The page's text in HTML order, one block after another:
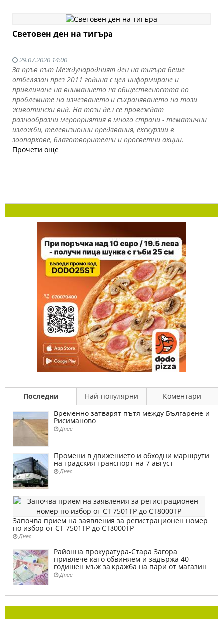
Световен ден на тигъра
29.07.2020 14:00
За пръв път Международният ден на тигъра беше
отбелязан през 2011 година с цел информиране и
привличане на вниманието на обществеността по
проблемите на изчезването и съхраняването на този
животински вид. На този ден се провеждат
разнообразни мероприятия в много страни - тематични
изложби, телевизионни предавания, екскурзии в
зоопаркове, благотворителни и просветни акции.
Прочети още
Последни Най-популярни
Коментари
Временно затварят пътя между Българене и
Рисиманово
Днес
Промени в движението и обходни маршрути
на градския транспорт на 7 август
Днес
Започва прием на заявления за регистрационен номер
по избор от СТ 7501ТР до СТ8000ТР
Днес
Районна прокуратура-Стара Загора
привлече като обвиняем и задържа 40-
годишен мъж за кражба на пари от магазин
Днес